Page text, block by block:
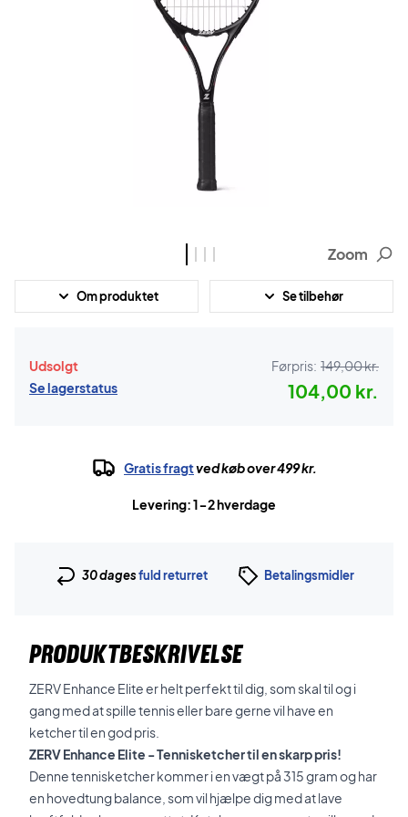
Zoom
Om produktet Se tilbehør
Udsolgt
Se lagerstatus
Førpris: 149,00 kr.
104,00 kr.
Gratis fragtved køb over 499 kr.
Levering: 1-2 hverdage
30 dagesfuld returret Betalingsmidler
PRODUKTBESKRIVELSE
ZERV Enhance Elite er helt perfekt til dig, som skal til og i
gang med at spille tennis eller bare gerne vil have en
ketcher til en god pris.
ZERV Enhance Elite - Tennisketcher til en skarp pris!
Denne tennisketcher kommer i en vægt på 315 gram og har
en hovedtung balance, som vil hjælpe dig med at lave